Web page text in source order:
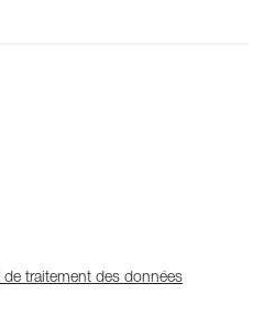
traitement des données